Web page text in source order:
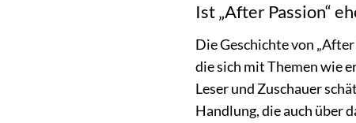
Ist „After Passion“
Die Geschichte von
die sich mit Themen wie
Leser und Zuschauer
Handlung, die auch über